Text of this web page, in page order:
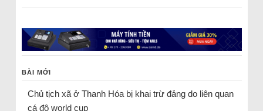
BÀI MỚI
Chủ tịch xã ở Thanh Hóa bị khai trừ đảng do liên quan
cá độ world cup